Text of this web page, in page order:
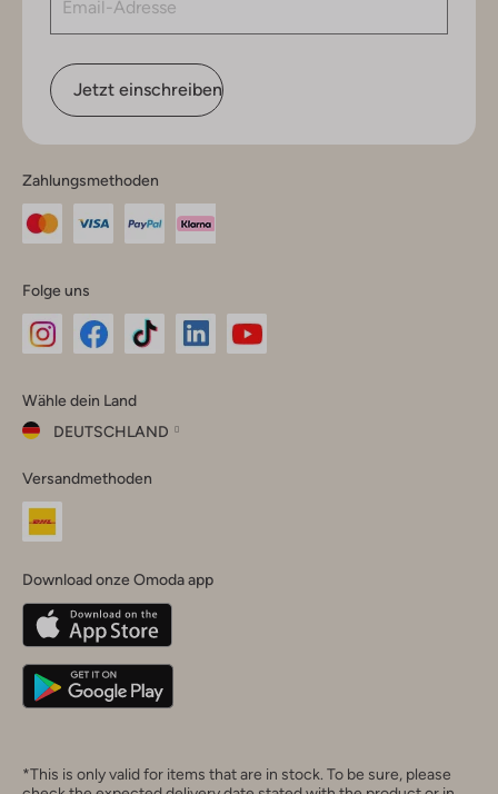
Jetzt einschreiben
Zahlungsmethoden
Folge uns
Instagram
Facebook
TikTok
Wähle dein Land
DEUTSCHLAND
dein
Land
Belgique(Français)
Deutschland
Versandmethoden
Download onze Omoda app
*This is only valid for items that are in stock. To be sure, please